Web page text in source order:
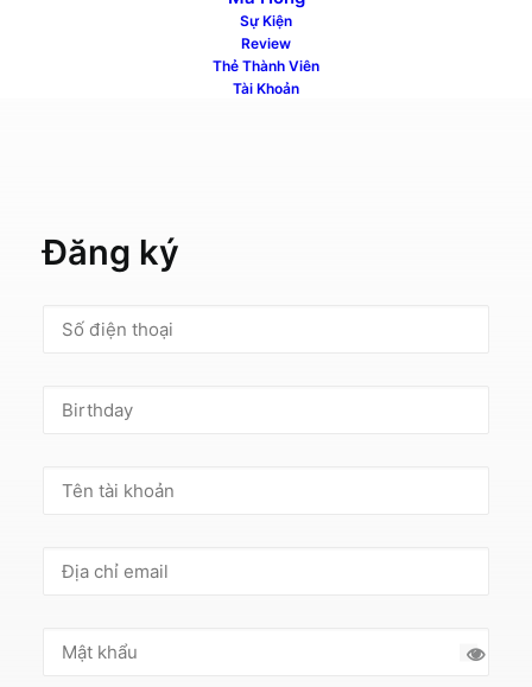
Sự Kiện
Review
Thẻ Thành Viên
Tài Khoản
ĐĂNG NHẬP
Đăng ký